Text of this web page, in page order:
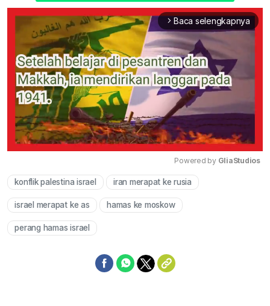
arrow_forward_ios Baca selengkapnya
Powered by GliaStudios
konflik palestina israel iran merapat ke rusia
israel merapat ke as hamas ke moskow
perang hamas israel